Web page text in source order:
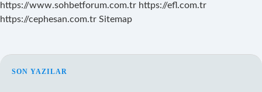
https://www.sohbetforum.com.tr https://efl.com.tr
https://cephesan.com.tr Sitemap
SIDEBAR
SON YAZILAR